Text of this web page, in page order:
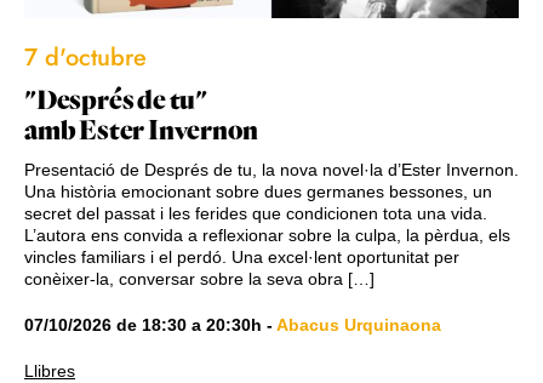
7 d'octubre
"Després de tu"
amb Ester Invernon
Presentació de Després de tu, la nova novel·la d’Ester Invernon.
Una història emocionant sobre dues germanes bessones, un
secret del passat i les ferides que condicionen tota una vida.
L’autora ens convida a reflexionar sobre la culpa, la pèrdua, els
vincles familiars i el perdó. Una excel·lent oportunitat per
conèixer-la, conversar sobre la seva obra […]
07/10/2026 de 18:30 a 20:30h -Abacus Urquinaona
Llibres